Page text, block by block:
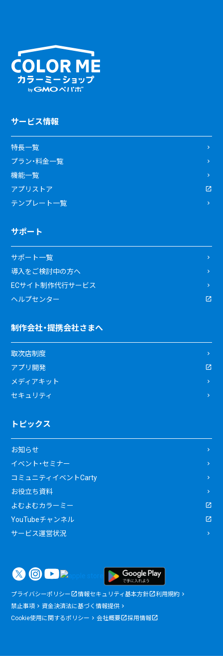
サービス情報
特長一覧
プラン・料金一覧
機能一覧
アプリストア
テンプレート一覧
サポート
サポート一覧
導入をご検討中の方へ
ECサイト制作代行サービス
ヘルプセンター
制作会社・提携会社さまへ
取次店制度
アプリ開発
メディアキット
セキュリティ
トピックス
お知らせ
イベント・セミナー
コミュニティイベントCarty
お役立ち資料
よむよむカラーミー
YouTubeチャンネル
サービス運営状況
プライバシーポリシー 情報セキュリティ基本方針
利用規約
禁止事項
資金決済法に基づく情報提供
Cookie使用に関するポリシー
会社概要 採用情報